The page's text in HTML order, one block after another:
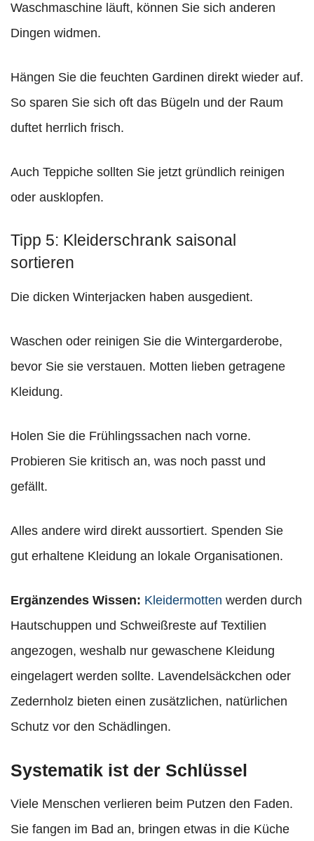
Waschmaschine läuft, können Sie sich anderen
Dingen widmen.
Hängen Sie die feuchten Gardinen direkt wieder auf.
So sparen Sie sich oft das Bügeln und der Raum
duftet herrlich frisch.
Auch Teppiche sollten Sie jetzt gründlich reinigen
oder ausklopfen.
Tipp 5: Kleiderschrank saisonal
sortieren
Die dicken Winterjacken haben ausgedient.
Waschen oder reinigen Sie die Wintergarderobe,
bevor Sie sie verstauen. Motten lieben getragene
Kleidung.
Holen Sie die Frühlingssachen nach vorne.
Probieren Sie kritisch an, was noch passt und
gefällt.
Alles andere wird direkt aussortiert. Spenden Sie
gut erhaltene Kleidung an lokale Organisationen.
Ergänzendes Wissen: Kleidermotten werden durch
Hautschuppen und Schweißreste auf Textilien
angezogen, weshalb nur gewaschene Kleidung
eingelagert werden sollte. Lavendelsäckchen oder
Zedernholz bieten einen zusätzlichen, natürlichen
Schutz vor den Schädlingen.
Systematik ist der Schlüssel
Viele Menschen verlieren beim Putzen den Faden.
Sie fangen im Bad an, bringen etwas in die Küche